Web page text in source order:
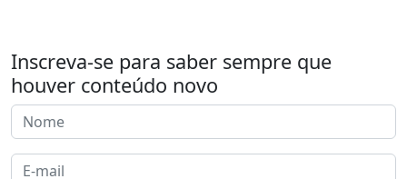
Inscreva-se para saber sempre que
houver conteúdo novo